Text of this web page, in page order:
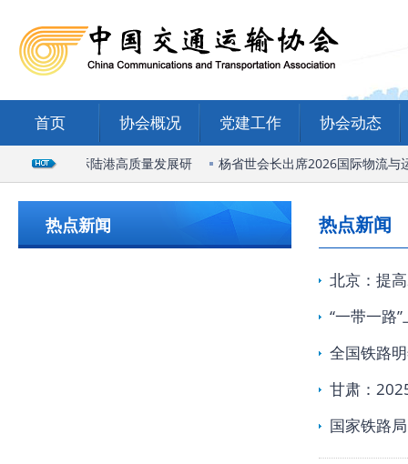
首页 协会概况 党建工作 协会动态
石家庄国际陆港高质量发展研 杨省世会长出席2026国际物流与运
热点新闻 热点新闻
北京：提
“一带一路
全国铁路
甘肃：
国家铁路